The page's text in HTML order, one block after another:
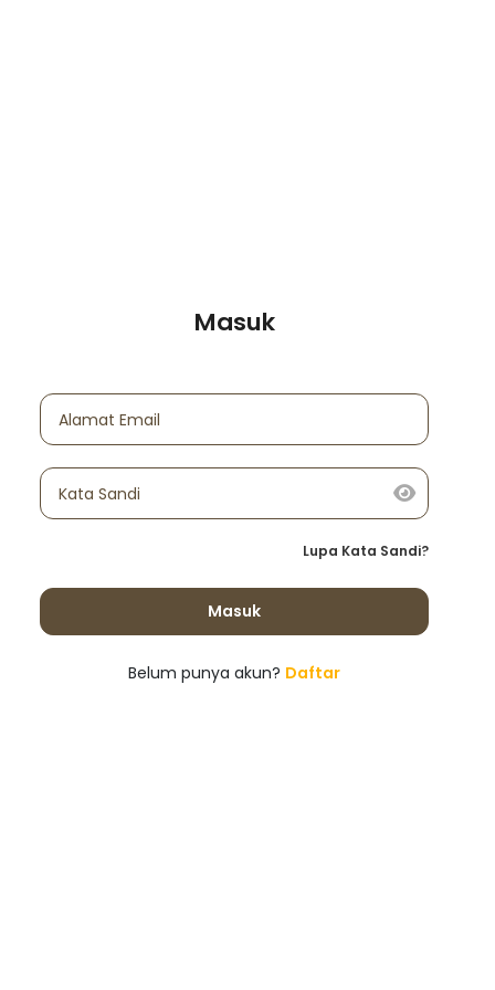
Masuk
Alamat Email
Kata Sandi
Lupa Kata Sandi?
Masuk
Belum punya akun? Daftar